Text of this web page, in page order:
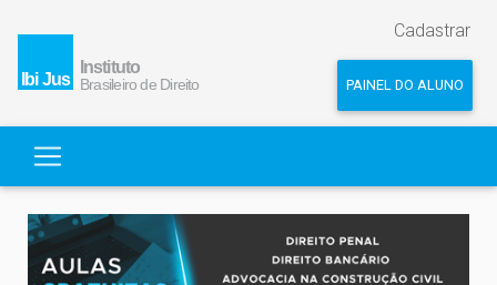
Cadastrar
PAINEL DO ALUNO